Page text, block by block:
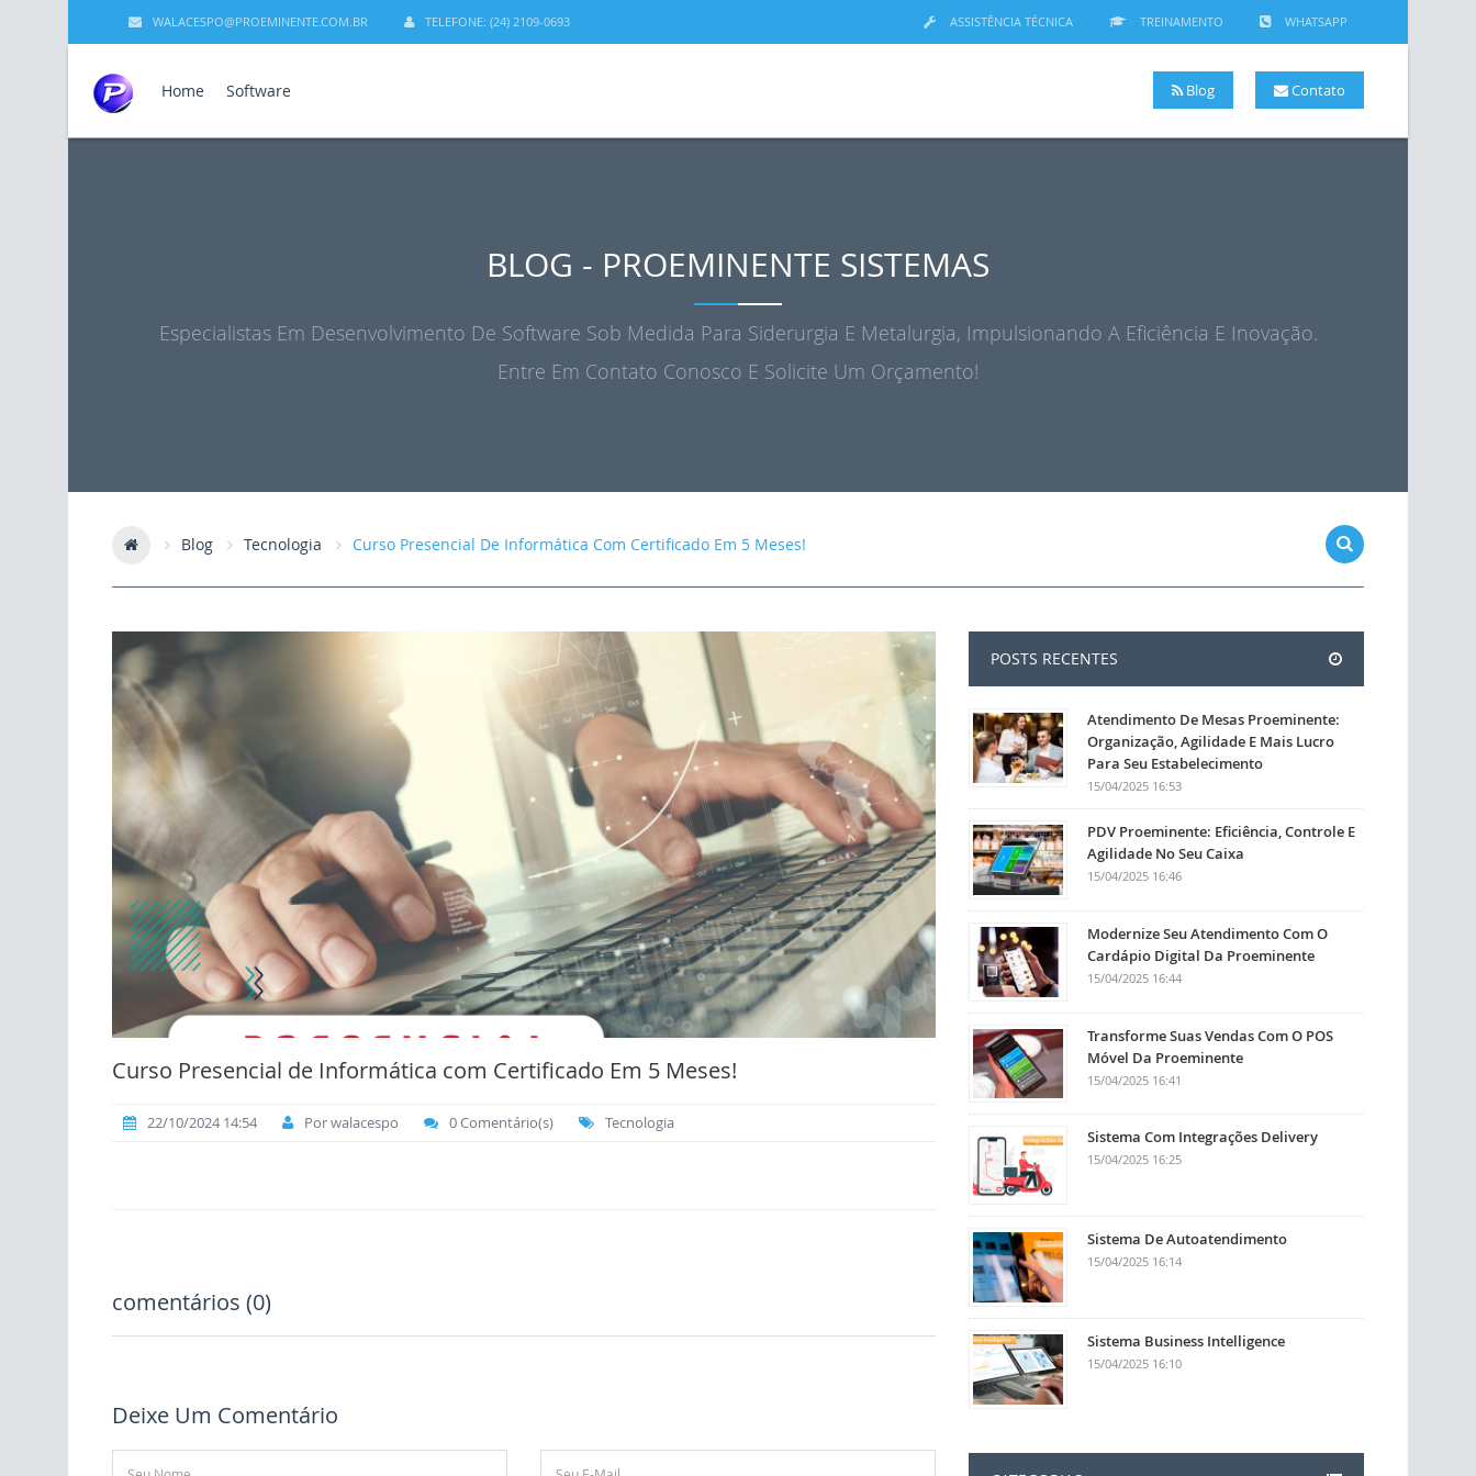
WALACESPO@PROEMINENTE.COM.BR TELEFONE: (24) 2109-0693 ASSISTÊNCIA TÉCNICA TREINAMENTO WHATSAPP
Contato
Blog
Home Software
BLOG - PROEMINENTE SISTEMAS
Especialistas Em Desenvolvimento De Software Sob Medida Para Siderurgia E Metalurgia, Impulsionando A Eficiência E Inovação.
Entre Em Contato Conosco E Solicite Um Orçamento!
Blog Tecnologia Curso Presencial De Informática Com Certificado Em 5 Meses!
Curso Presencial de Informática com Certificado Em 5 Meses!
22/10/2024 14:54 Por walacespo 0 Comentário(s) Tecnologia
comentários (0)
Deixe Um Comentário
POSTS RECENTES
Atendimento De Mesas Proeminente:
Organização, Agilidade E Mais Lucro
Para Seu Estabelecimento
15/04/2025 16:53
PDV Proeminente: Eficiência, Controle E
Agilidade No Seu Caixa
15/04/2025 16:46
Modernize Seu Atendimento Com O
Cardápio Digital Da Proeminente
15/04/2025 16:44
Transforme Suas Vendas Com O POS
Móvel Da Proeminente
15/04/2025 16:41
Sistema Com Integrações Delivery
15/04/2025 16:25
Sistema De Autoatendimento
15/04/2025 16:14
Sistema Business Intelligence
15/04/2025 16:10